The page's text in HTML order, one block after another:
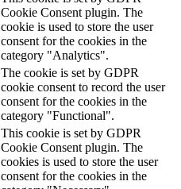
Cookie Consent plugin. The
cookie is used to store the user
consent for the cookies in the
category "Analytics".
The cookie is set by GDPR
cookie consent to record the user
consent for the cookies in the
category "Functional".
This cookie is set by GDPR
Cookie Consent plugin. The
cookies is used to store the user
consent for the cookies in the